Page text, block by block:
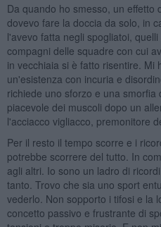
Da quando ho smesso, un effetto
dovevo fare la doccia da solo, in
l'avevo fatta negli spogliatoi,
compagni delle squadre con cui
in vecchiaia si è fatto risentire. Mi
un'esistenza con incuria e
richiede uno sforzo e una smorfia
piacevole dei muscoli dopo un
l'acciacco vigliacco, premonitore
Per il resto il tempo scorre e i
potrebbe scorrere del tutto. In
agli altri. Io sono un ladro di
tanto. Trovo che sia uno sport
vederlo. Non sopporto i tifosi e la
concetto passivo e frustrante di